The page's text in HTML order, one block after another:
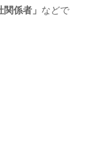
係者」 などで